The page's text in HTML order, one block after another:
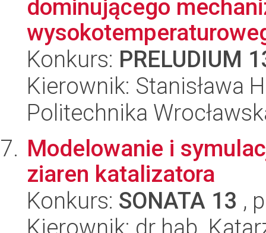
dominującego
Konkurs: PRELUDIUM
Kierownik: Stanisława
Politechnika
Modelowanie i
ziaren katalizatora
Konkurs: SONATA 13 ,
Kierownik: dr hab.